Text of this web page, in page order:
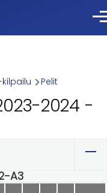
kilpailu Pelit
2024 -
A3